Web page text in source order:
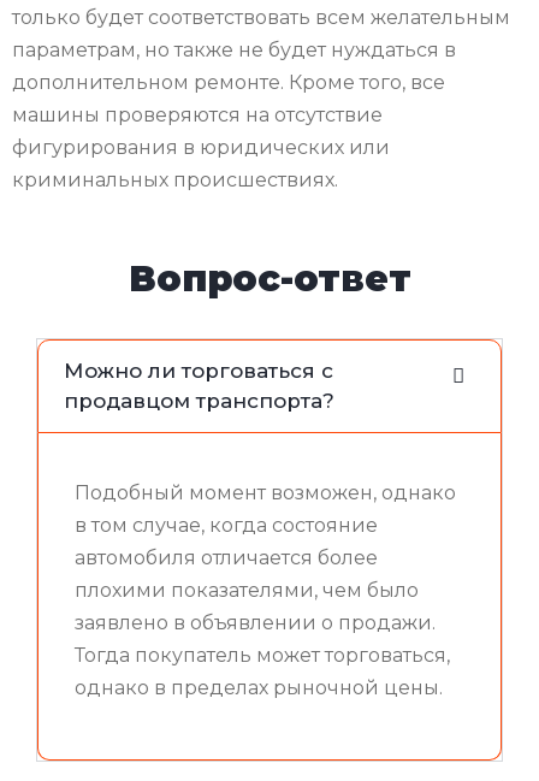
только будет соответствовать всем желательным
параметрам, но также не будет нуждаться в
дополнительном ремонте. Кроме того, все
машины проверяются на отсутствие
фигурирования в юридических или
криминальных происшествиях.
Вопрос-ответ
Можно ли торговаться с
продавцом транспорта?
Подобный момент возможен, однако
в том случае, когда состояние
автомобиля отличается более
плохими показателями, чем было
заявлено в объявлении о продажи.
Тогда покупатель может торговаться,
однако в пределах рыночной цены.